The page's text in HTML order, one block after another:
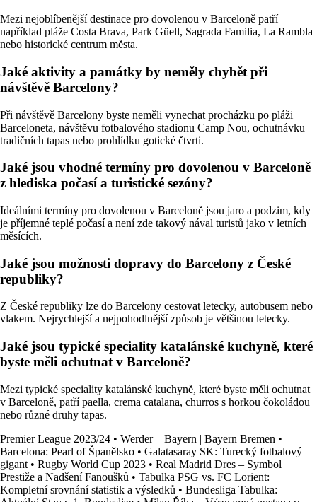
Mezi nejoblíbenější destinace pro dovolenou v Barceloně patří
například pláže Costa Brava, Park Güell, Sagrada Familia, La Rambla
nebo historické centrum města.
Jaké aktivity a památky by neměly chybět při
návštěvě Barcelony?
Při návštěvě Barcelony byste neměli vynechat procházku po pláži
Barceloneta, návštěvu fotbalového stadionu Camp Nou, ochutnávku
tradičních tapas nebo prohlídku gotické čtvrti.
Jaké jsou vhodné termíny pro dovolenou v Barceloně
z hlediska počasí a turistické sezóny?
Ideálními termíny pro dovolenou v Barceloně jsou jaro a podzim, kdy
je příjemné teplé počasí a není zde takový nával turistů jako v letních
měsících.
Jaké jsou možnosti dopravy do Barcelony z České
republiky?
Z České republiky lze do Barcelony cestovat letecky, autobusem nebo
vlakem. Nejrychlejší a nejpohodlnější způsob je většinou letecky.
Jaké jsou typické speciality katalánské kuchyně, které
byste měli ochutnat v Barceloně?
Mezi typické speciality katalánské kuchyně, které byste měli ochutnat
v Barceloně, patří paella, crema catalana, churros s horkou čokoládou
nebo různé druhy tapas.
Premier League 2023/24 • Werder – Bayern | Bayern Bremen •
Barcelona: Pearl of Španělsko • Galatasaray SK: Turecký fotbalový
gigant • Rugby World Cup 2023 • Real Madrid Dres – Symbol
Prestiže a Nadšení Fanoušků • Tabulka PSG vs. FC Lorient:
Kompletní srovnání statistik a výsledků • Bundesliga Tabulka: